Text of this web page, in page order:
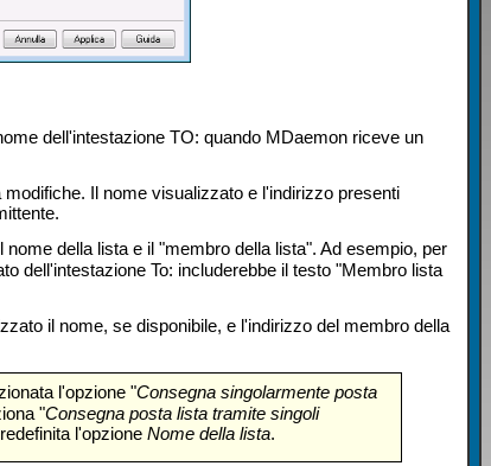
dell'intestazione TO: quando MDaemon riceve un
Il nome visualizzato e l'indirizzo presenti
della lista e il "membro della lista". Ad esempio, per
dell'intestazione To: includerebbe il testo "Membro lista
il nome, se disponibile, e l'indirizzo del membro della
l'opzione "Consegna singolarmente posta
"Consegna posta lista tramite singoli
l'opzioneNome della lista.